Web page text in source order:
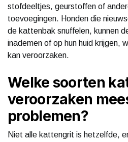
stofdeeltjes, geurstoffen of
toevoegingen. Honden die
de kattenbak snuffelen, kunnen
inademen of op hun huid krijgen,
kan veroorzaken.
Welke soorten
veroorzaken
problemen?
Niet alle kattengrit is hetzelfde,